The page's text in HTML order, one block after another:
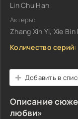
Lin Chu Han
Актеры:
Zhang Xin Yi, Xie Bin
Количество серий:
Добавить в
Описание
любви»